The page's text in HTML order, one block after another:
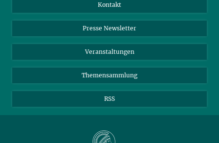
Meldestelle Fehlverhalten
YouTube
Kontakt
Presse Newsletter
Veranstaltungen
Themensammlung
RSS